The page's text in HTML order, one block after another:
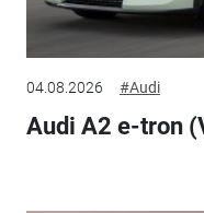
04.08.2026 #Audi
Audi A2 e-tron